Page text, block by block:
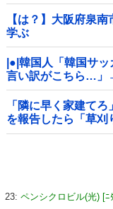
【は？】大阪府泉
学ぶ
|●|韓国人「韓国サ
言い訳がこちら…」
＝韓国の反応
「隣に早く家建て
を報告したら「草
那が放った「一言
23: ペンシクロビル(光) [ﾆ